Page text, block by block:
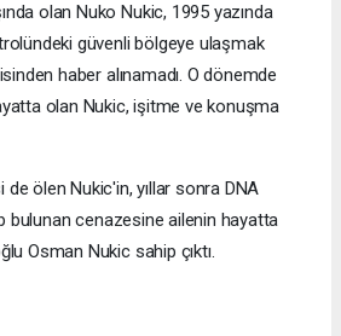
olan Nuko Nukic, 1995 yazında
güvenli bölgeye ulaşmak
haber alınamadı. O dönemde
olan Nukic, işitme ve konuşma
ölen Nukic'in, yıllar sonra DNA
bulunan cenazesine ailenin hayatta
Osman Nukic sahip çıktı.